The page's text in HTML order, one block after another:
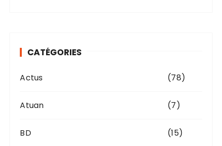
e CATÉGORIES
Actus (78)
Atuan (7)
BD (15)